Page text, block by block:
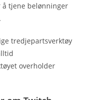
å tjene belønninger
tredjepartsverktøy
overholder